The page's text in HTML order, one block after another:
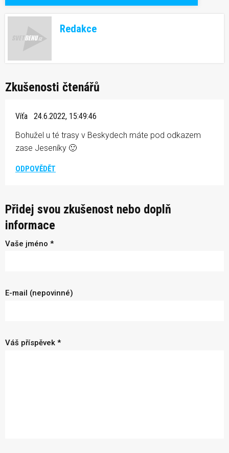
Redakce
Zkušenosti čtenářů
Víťa
24.6.2022, 15:49:46
Bohužel u té trasy v Beskydech máte pod odkazem
zase Jeseníky 🙂
ODPOVĚDĚT
Přidej svou zkušenost nebo doplň
informace
Vaše jméno *
E-mail (nepovinné)
Váš příspěvek *